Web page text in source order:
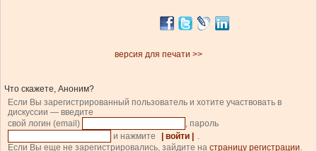
версия для печати >>
Что скажете, Аноним?
Если Вы зарегистрированный пользователь и хотите участвовать в
дискуссии — введите
свой логин (email)
, пароль
и нажмите
| войти |
.
Если Вы еще не зарегистрировались, зайдите на страницу регистрации.